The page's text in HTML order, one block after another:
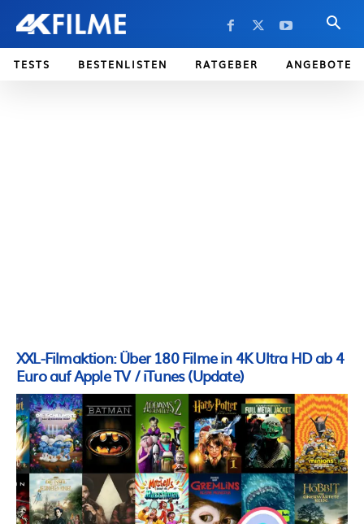
TESTS BESTENLISTEN RATGEBER ANGEBOTE
XXL-Filmaktion: Über 180 Filme in 4K Ultra HD ab 4
Euro auf Apple TV / iTunes (Update)